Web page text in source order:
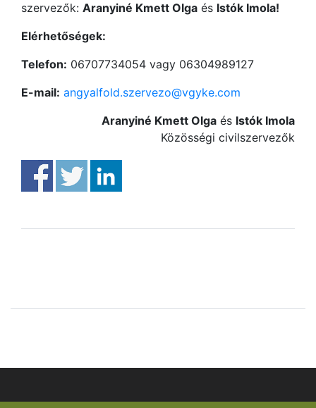
szervezők: Aranyiné Kmett Olga és Istók Imola!
Elérhetőségek:
Telefon: 06707734054 vagy 06304989127
E-mail: angyalfold.szervezo@vgyke.com
Aranyiné Kmett Olga és Istók Imola
Közösségi civilszervezők